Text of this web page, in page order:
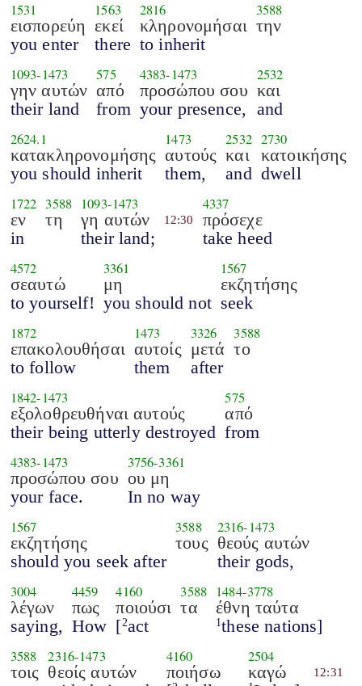
1531
εισπορεύη
you enter
1563
εκεί
there
2816
κληρονομήσαι
to inherit
3588
την
1093-1473
γην αυτών
their land
575
από
from
4383-1473
προσώπου σου
your presence,
2532
και
and
2624.1
κατακληρονομήσης
you should inherit
1473
αυτούς
them,
2532
και
and
2730
κατοικήσης
dwell
1722
εν
in
3588
τη
1093-1473
γη αυτών
their land;
12:30
4337
πρόσεχε
take heed
4572
σεαυτώ
to yourself!
3361
μη
you should not
1567
εκζητήσης
seek
1872
επακολουθήσαι
to follow
1473
αυτοίς
them
3326
μετά
after
3588
το
1842-1473
εξολοθρευθήναι αυτούς
their being utterly destroyed
575
από
from
4383-1473
προσώπου σου
your face.
3756-3361
ου μη
In no way
1567
εκζητήσης
should you seek after
3588
τους
2316-1473
θεούς αυτών
their gods,
3004
λέγων
saying,
4459
πως
How
4160
ποιούσι
[2act
3588
τα
1484-3778
έθνη ταύτα
1these nations]
3588
τοις
2316-1473
θεοίς αυτών
4160
ποιήσω
2504
καγώ 12:31